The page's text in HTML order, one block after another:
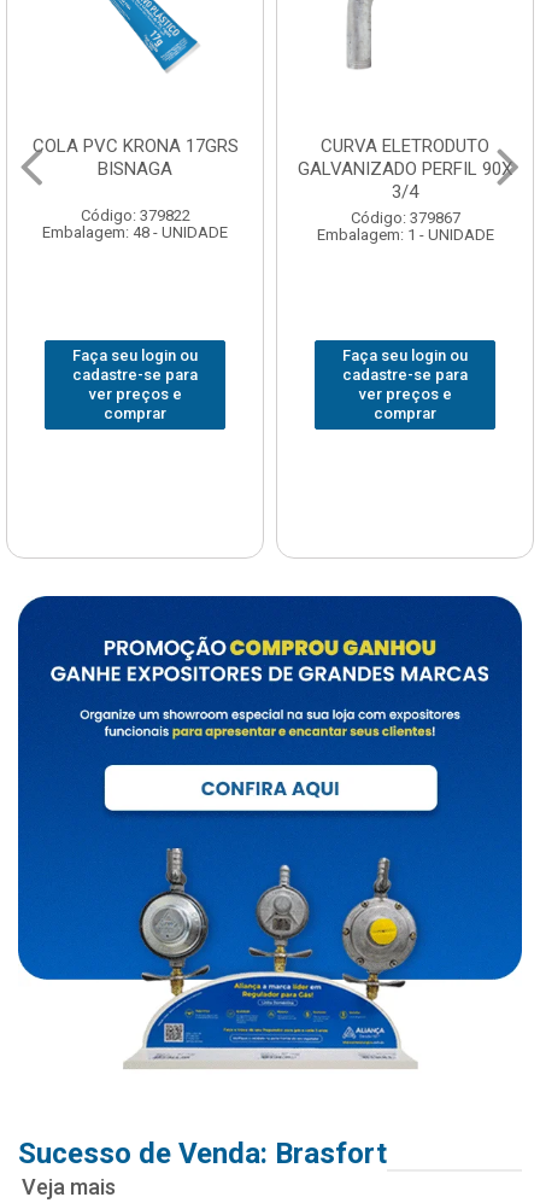
COLA PVC KRONA 17GRS
BISNAGA
Código: 379822
Embalagem: 48 - UNIDADE
Faça seu login ou
cadastre-se para
ver preços e
comprar
CURVA ELETRODUTO
GALVANIZADO PERFIL 90X
3/4
Código: 379867
Embalagem: 1 - UNIDADE
Faça seu login ou
cadastre-se para
ver preços e
comprar
Sucesso de Venda: Brasfort
Veja mais